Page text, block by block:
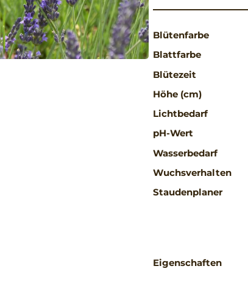
Blütenfarbe
Blattfarbe
Blütezeit
Höhe (cm)
Lichtbedarf
pH-Wert
Wasserbedarf
Wuchsverhalten
Staudenplaner
Eigenschaften